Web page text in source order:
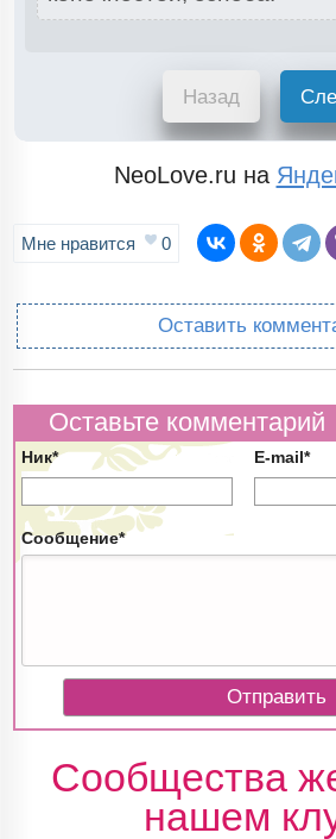
Назад
NeoLove.ru на
Мне нравится 0
Оставить
Оставьте комментарий
Ник* E-mail*
Сообщение*
Сообщества
нашем